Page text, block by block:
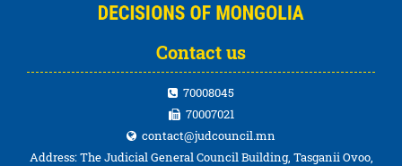
Contact us
70008045
70007021
contact@judcouncil.mn
Address: The Judicial General Council Building, Tasganii Ovoo,